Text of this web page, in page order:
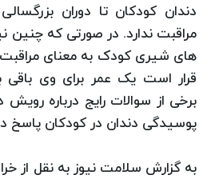
دندان کودکان تا دوران
مراقبت ندارد. در صورتی که چنین
های شیری کودک به معنای
قرار است یک عمر برای وی باقی
برخی از سوالات رایج درباره
پوسیدگی دندان در کودکان پاسخ
به گزارش سلامت نیوز به نقل از